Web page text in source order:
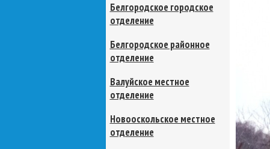
Белгородское городское
отделение
Белгородское районное
отделение
Валуйское местное
отделение
Новооскольское местное
отделение